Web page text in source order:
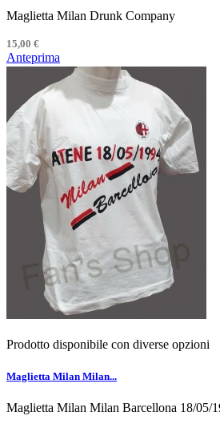
Maglietta Milan Drunk Company
15,00 €
Anteprima
Prodotto disponibile con diverse opzioni
Maglietta Milan Milan...
Maglietta Milan Milan Barcellona 18/05/